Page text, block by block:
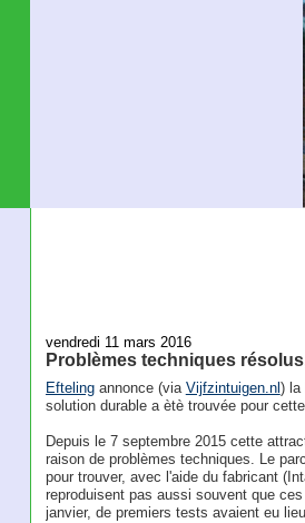
vendredi 11 mars 2016
Problèmes techniques
Eftelingannonce (via Vijfzintuigen.nl ) la
solution durable a ètè trouvée pour
Depuis le 7 septembre 2015 cette
raison de problèmes techniques. Le
pour trouver, avec l'aide du fabricant
reproduisent pas aussi souvent que
janvier, de premiers tests avaient eu